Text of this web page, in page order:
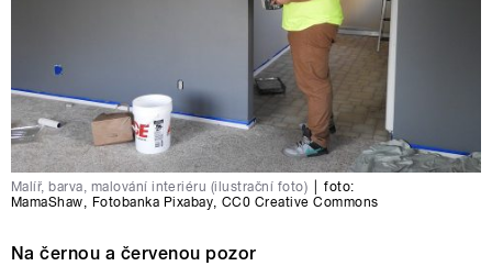
Malíř, barva, malování interiéru (ilustrační foto)
foto:
MamaShaw, Fotobanka Pixabay,CC0 Creative Commons
Na černou a červenou pozor